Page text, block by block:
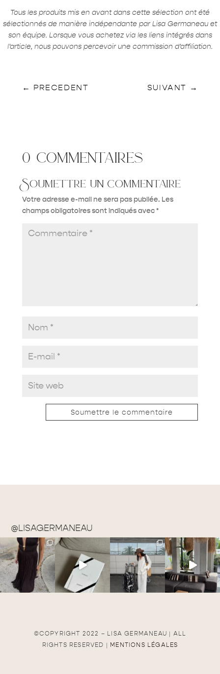
Tous les produits mis en avant dans cette sélection ont été
sélectionnés de manière indépendante par Lisa Germaneau et
son équipe. Lorsque vous achetez via les liens intégrés dans
l’article, nous pouvons percevoir une commission d’affiliation.
← PRECEDENT SUIVANT →
0 commentaires
Soumettre un commentaire
Votre adresse e-mail ne sera pas publiée. Les
champs obligatoires sont indiqués avec*
Soumettre le commentaire
@LISAGERMANEAU
©COPYRIGHT 2022 – LISA GERMANEAU | ALL
RIGHTS RESERVED | MENTIONS LÉGALES